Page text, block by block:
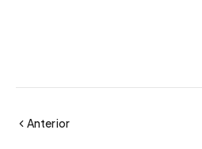
Anterior